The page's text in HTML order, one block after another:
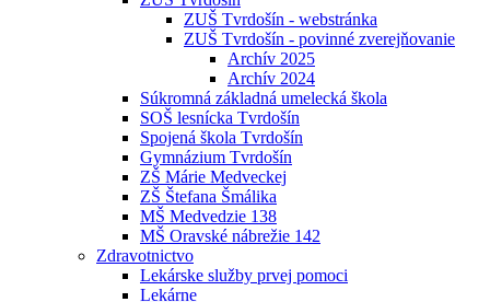
ZUŠ Tvrdošín - webstránka
ZUŠ Tvrdošín - povinné zverejňovanie
Archív 2025
Archív 2024
Súkromná základná umelecká škola
SOŠ lesnícka Tvrdošín
Spojená škola Tvrdošín
Gymnázium Tvrdošín
ZŠ Márie Medveckej
ZŠ Štefana Šmálika
MŠ Medvedzie 138
MŠ Oravské nábrežie 142
Zdravotnictvo
Lekárske služby prvej pomoci
Lekárne